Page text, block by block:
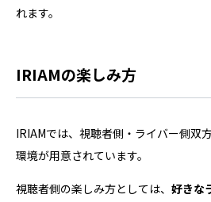
れます。
IRIAMの楽しみ方
IRIAMでは、視聴者側・ライバー側双
環境が用意されています。
視聴者側の楽しみ方としては、 好きな